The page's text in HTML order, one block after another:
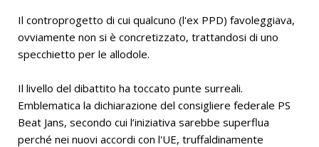
Il controprogetto di cui qualcuno (l'ex PPD) favoleggiava,
ovviamente non si è concretizzato, trattandosi di uno
specchietto per le allodole.
Il livello del dibattito ha toccato punte surreali.
Emblematica la dichiarazione del consigliere federale PS
Beat Jans, secondo cui l’iniziativa sarebbe superflua
perché nei nuovi accordi con l'UE, truffaldinamente